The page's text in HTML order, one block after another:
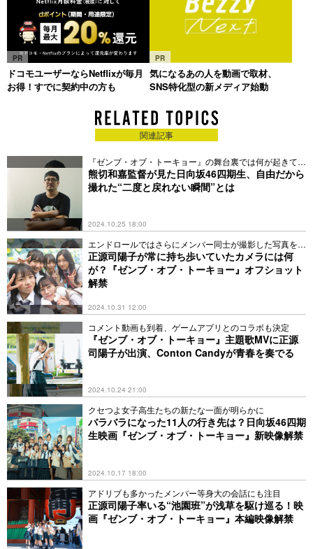
PR
ドコモユーザーならNetflixが毎月
お得！すでに契約中の方も
PR
気になるあの人を動画で取材、
SNS特化型の新メディア始動
関連記事
『ゼンブ・オブ・トーキョー』の舞台裏では何が起きてい
た？
熊切和嘉監督が見た日向坂46四期生、自由だから
撮れた“二度と戻れない瞬間”とは
2024.10.25 18:00
エンドロールではさらにメンバー同士が撮影した写真を大
放出
正源司陽子が常に持ち歩いていたカメラには何
が？『ゼンブ・オブ・トーキョー』オフショット
解禁
2024.10.31 12:00
コメント動画も到着、ゲームアプリとのコラボも決定
『ゼンブ・オブ・トーキョー』主題歌MVに正源
司陽子が出演、Conton Candyが青春を奏でる
2024.10.24 21:00
クセつよ女子高生たちの新たな一面が明らかに
バラバラになった11人の行き先は？日向坂46四期
生映画『ゼンブ・オブ・トーキョー』新映像解禁
2024.10.17 18:00
アドリブも多かったメンバー等身大の会話にも注目
正源司陽子率いる“池園班”が浅草を駆け巡る！映
画『ゼンブ・オブ・トーキョー』本編映像解禁